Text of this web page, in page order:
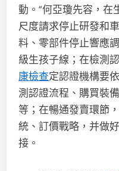
動。”何亞瓊先容，在
尺度請求停止研發和
料、零部件停止響應
級生孩子線；在檢測
康檢查定認證機構要
測認證流程、購買裝
等；在暢通發賣環節
統、訂價戰略，并做
接。